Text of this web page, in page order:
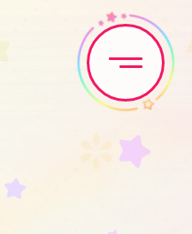
Discography